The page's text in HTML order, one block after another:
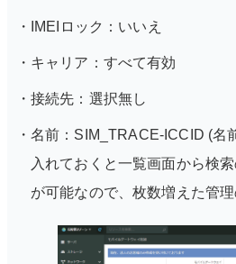
IMEIロック：いいえ
キャリア：すべて有効
接続先：選択無し
名前：SIM_TRACE-ICCID (名
入れておくと一覧画面から検
が可能なので、枚数増えた管